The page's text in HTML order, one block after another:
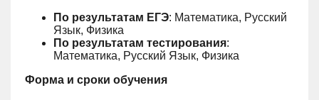
По результатам ЕГЭ: Математика, Русский
Язык, Физика
По результатам тестирования:
Математика, Русский Язык, Физика
Форма и сроки обучения